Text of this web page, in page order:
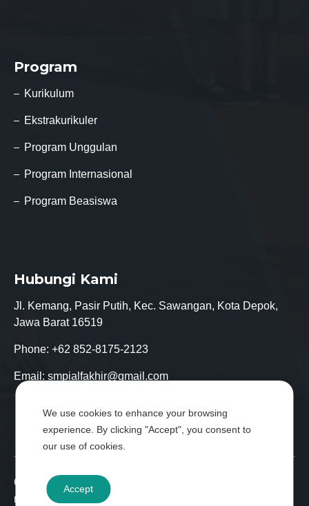
Program
Kurikulum
Ekstrakurikuler
Program Unggulan
Program Internasional
Program Beasiswa
Hubungi Kami
Jl. Kemang, Pasir Putih, Kec. Sawangan, Kota Depok,
Jawa Barat 16519
Phone: +62 852-8175-2123
Email: smpialfakhir@gmail.com
Copyright © SMP Islam Modern Al-Fakhir all rights
reserved.
We use cookies to enhance your browsing
experience. By clicking "Accept", you consent to
our use of cookies.
Accept